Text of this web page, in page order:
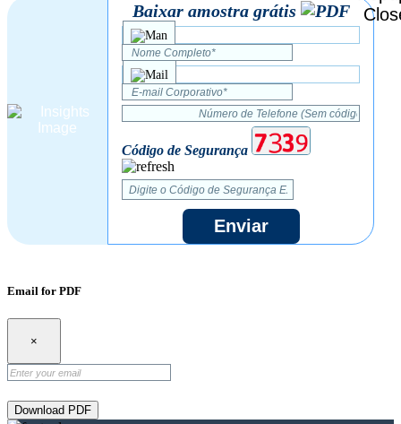
Baixar amostra grátis
Código de Segurança
Enviar
Email for PDF
×
Download PDF